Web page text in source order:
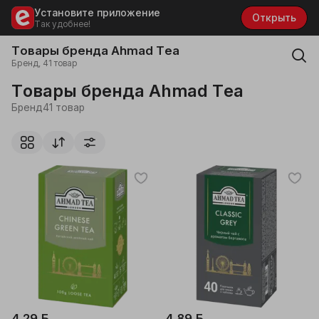
Установите приложение
Так удобнее!
Открыть
Товары бренда Ahmad Tea
Бренд, 41 товар
Товары бренда Ahmad Tea
Бренд41 товар